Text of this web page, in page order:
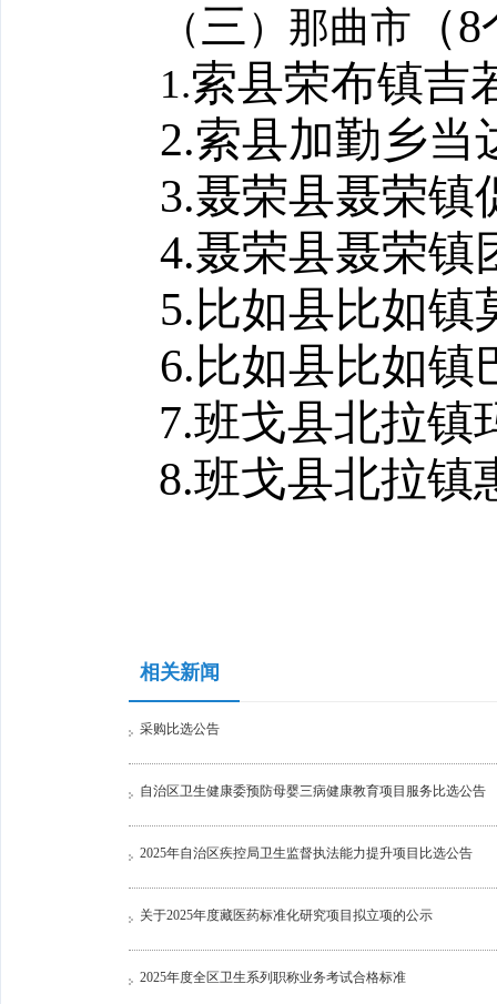
（三 ）那曲市 （8
1.索县荣布镇吉
2.索县加勤乡当
3.聂荣县聂荣镇
4.聂荣县聂荣镇
5. 比如县比如镇
6. 比如县比如镇
7.班戈县北拉镇
8.班戈县北拉镇
相关新闻
采购比选公告
自治区卫生健康委预防母婴三病健康教育项目服务比选公告
2025年自治区疾控局卫生监督执法能力提升项目比选公告
关于2025年度藏医药标准化研究项目拟立项的公示
2025年度全区卫生系列职称业务考试合格标准